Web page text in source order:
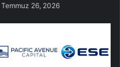
Temmuz 26, 2026